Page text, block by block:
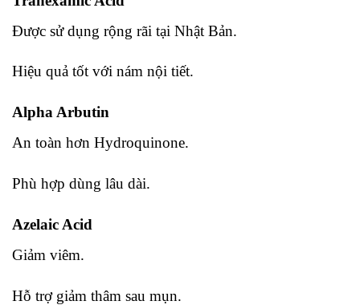
Được sử dụng rộng rãi tại Nhật Bản.
Hiệu quả tốt với nám nội tiết.
Alpha Arbutin
An toàn hơn Hydroquinone.
Phù hợp dùng lâu dài.
Azelaic Acid
Giảm viêm.
Hỗ trợ giảm thâm sau mụn.